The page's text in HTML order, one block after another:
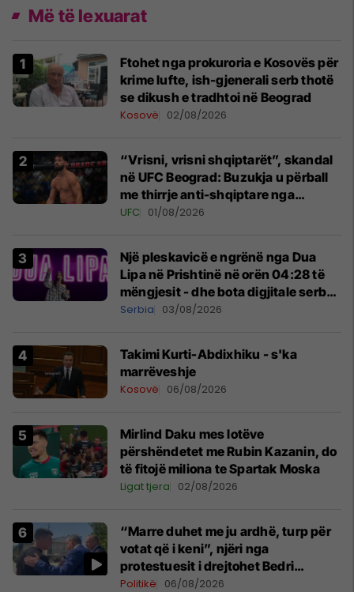
Më të lexuarat
Ftohet nga prokuroria e Kosovës për
krime lufte, ish-gjenerali serb thotë
se dikush e tradhtoi në Beograd
Kosovë 02/08/2026
“Vrisni, vrisni shqiptarët”, skandal
në UFC Beograd: Buzukja u përball
me thirrje anti-shqiptare nga
tribunat
UFC 01/08/2026
Një pleskavicë e ngrënë nga Dua
Lipa në Prishtinë në orën 04:28 të
mëngjesit - dhe bota digjitale serbe
shpall gjendjen e luftës
Serbia 03/08/2026
Takimi Kurti-Abdixhiku - s'ka
marrëveshje
Kosovë 06/08/2026
Mirlind Daku mes lotëve
përshëndetet me Rubin Kazanin, do
të fitojë miliona te Spartak Moska
Ligat tjera 02/08/2026
“Marre duhet me ju ardhë, turp për
votat që i keni”, njëri nga
protestuesit i drejtohet Bedri
Hamzës
Politikë 06/08/2026